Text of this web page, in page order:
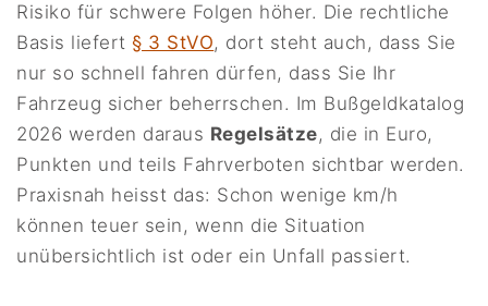
Risiko für schwere Folgen höher. Die rechtliche
Basis liefert § 3 StVO, dort steht auch, dass Sie
nur so schnell fahren dürfen, dass Sie Ihr
Fahrzeug sicher beherrschen. Im Bußgeldkatalog
2026 werden daraus Regelsätze, die in Euro,
Punkten und teils Fahrverboten sichtbar werden.
Praxisnah heisst das: Schon wenige km/h
können teuer sein, wenn die Situation
unübersichtlich ist oder ein Unfall passiert.